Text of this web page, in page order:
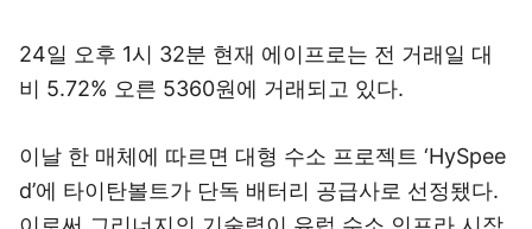
24일 오후 1시 32분 현재 에이프로는 전 거래일 대
비 5.72% 오른 5360원에 거래되고 있다.
이날 한 매체에 따르면 대형 수소 프로젝트 ‘HySpee
d’에 타이탄볼트가 단독 배터리 공급사로 선정됐다.